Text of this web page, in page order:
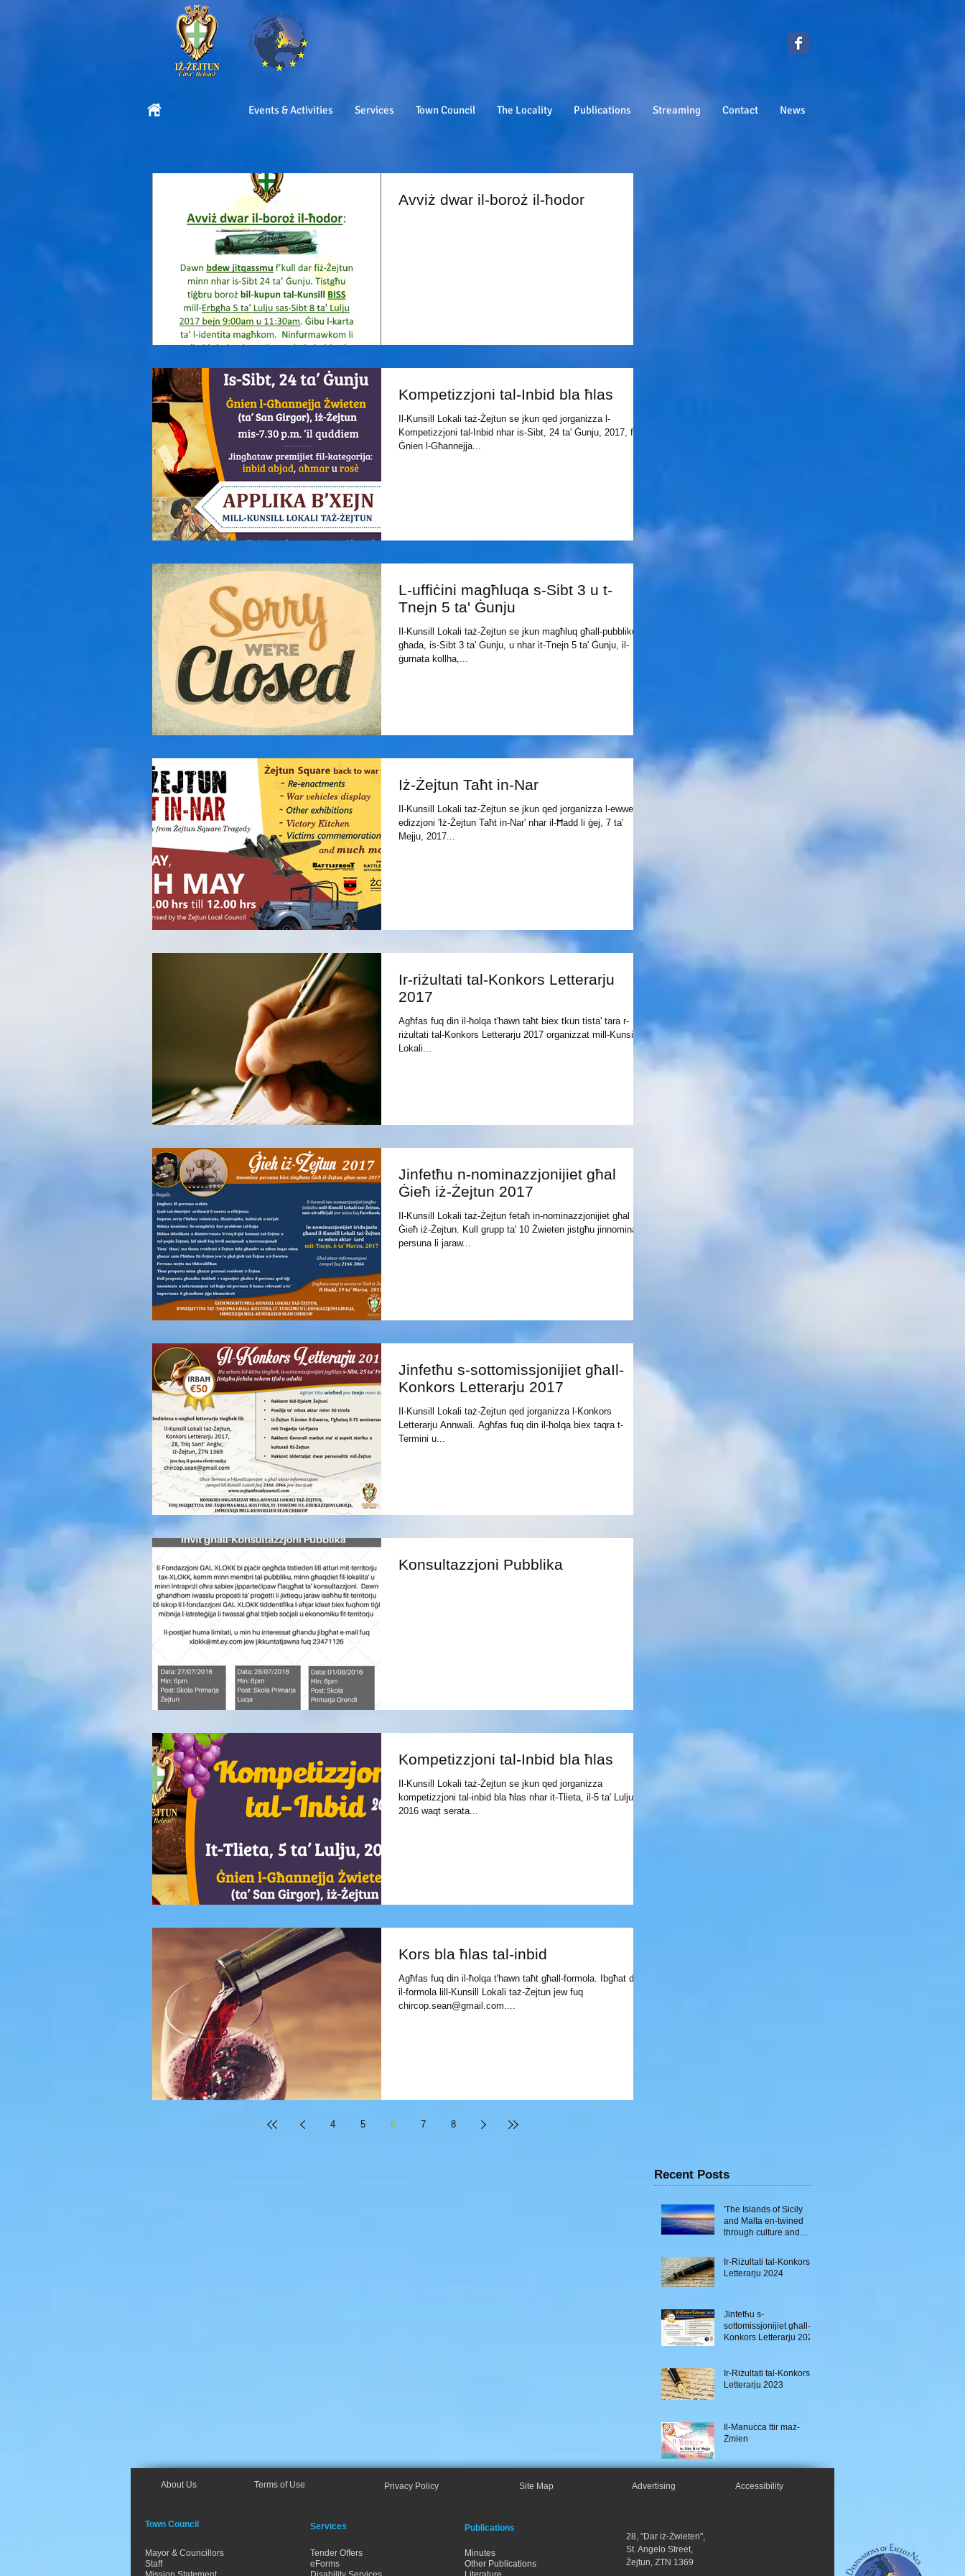
Events & Activities Services Town Council The Locality Publications Streaming Contact News
Avviż dwar il-boroż il-ħodor
Kompetizzjoni tal-Inbid bla ħlas
Il-Kunsill Lokali taż-Żejtun se jkun qed jorganizza l-
Kompetizzjoni tal-Inbid nhar is-Sibt, 24 ta' Ġunju, 2017, fi
Ġnien l-Għannejja...
L-uffiċini magħluqa s-Sibt 3 u t-
Tnejn 5 ta' Ġunju
Il-Kunsill Lokali taż-Żejtun se jkun magħluq għall-pubbliku
għada, is-Sibt 3 ta' Ġunju, u nhar it-Tnejn 5 ta' Ġunju, il-
ġurnata kollha,...
Iż-Żejtun Taħt in-Nar
Il-Kunsill Lokali taż-Żejtun se jkun qed jorganizza l-ewwel
edizzjoni 'Iż-Żejtun Taħt in-Nar' nhar il-Ħadd li ġej, 7 ta'
Mejju, 2017...
Ir-riżultati tal-Konkors Letterarju
2017
Agħfas fuq din il-ħolqa t'hawn taħt biex tkun tista' tara r-
riżultati tal-Konkors Letterarju 2017 organizzat mill-Kunsill
Lokali...
Jinfetħu n-nominazzjonijiet għal
Ġieħ iż-Żejtun 2017
Il-Kunsill Lokali taż-Żejtun fetaħ in-nominazzjonijiet għal
Ġieħ iż-Żejtun. Kull grupp ta' 10 Żwieten jistgħu jinnominaw
persuna li jaraw...
Jinfetħu s-sottomissjonijiet għaIl-
Konkors Letterarju 2017
Il-Kunsill Lokali taż-Żejtun qed jorganizza l-Konkors
Letterarju Annwali. Agħfas fuq din il-ħolqa biex taqra t-
Termini u...
Konsultazzjoni Pubblika
Kompetizzjoni tal-Inbid bla ħlas
Il-Kunsill Lokali taż-Żejtun se jkun qed jorganizza
kompetizzjoni tal-inbid bla ħlas nhar it-Tlieta, il-5 ta' Lulju,
2016 waqt serata...
Kors bla ħlas tal-inbid
Agħfas fuq din il-ħolqa t'hawn taħt għall-formola. Ibgħat din
il-formola lill-Kunsill Lokali taż-Żejtun jew fuq
chircop.sean@gmail.com....
4 5 6 7 8
Recent Posts
'The Islands of Sicily
and Malta en-twined
through culture and
Ir-Riżultati tal-Konkors
Letterarju 2024
Jinfetħu s-
sottomissjonijiet għall-
Konkors Letterarju 2024
Ir-Riżultati tal-Konkors
Letterarju 2023
Il-Manuċċa ttir maż-
Żmien
About Us Terms of Use Privacy Policy Site Map Advertising Accessibility
Town Council
Mayor & Councillors
Staff
Services
Tender Offers
eForms
Publications
Minutes
Other Publications
28, "Dar iż-Żwieten",
St. Angelo Street,
Żejtun, ZTN 1369